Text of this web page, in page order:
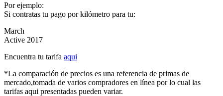
Por ejemplo:
Si contratas tu pago por kilómetro para tu:
March
Active 2017
Encuentra tu tarifa aqui
*La comparación de precios es una referencia de primas de
mercado,tomada de varios compradores en línea por lo cual las
tarifas aqui presentadas pueden variar.